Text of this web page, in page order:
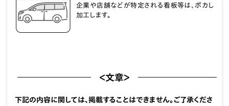
企業や店舗などが特定される看板等は、ボカし
加工します。
＜文章＞
下記の内容に関しては、掲載することはできません。 ご了承くださ